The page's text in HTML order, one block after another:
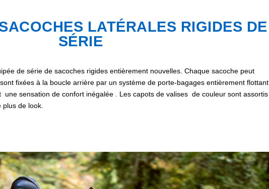
LATÉRALES RIGIDES DE
SÉRIE
de série de sacoches rigides entièrement nouvelles. Chaque sacoche peut
fixées à la boucle arrière par un système de porte-bagages entièrement flottant
une sensation de confort inégalée . Les capots de valises de couleur sont assortis
plus de look.